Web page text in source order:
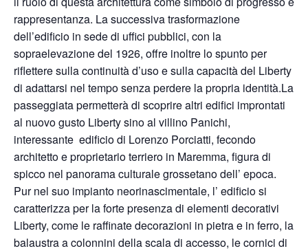
rappresentanza. La successiva trasformazione
dell’edificio in sede di uffici pubblici, con la
sopraelevazione del 1926, offre inoltre lo spunto per
riflettere sulla continuità d’uso e sulla capacità del Liberty
di adattarsi nel tempo senza perdere la propria identità.La
passeggiata permetterà di scoprire altri edifici improntati
al nuovo gusto Liberty sino al villino Panichi,
interessante edificio di Lorenzo Porciatti, fecondo
architetto e proprietario terriero in Maremma, figura di
spicco nel panorama culturale grossetano dell’ epoca.
Pur nel suo impianto neorinascimentale, l’ edificio si
caratterizza per la forte presenza di elementi decorativi
Liberty, come le raffinate decorazioni in pietra e in ferro, la
balaustra a colonnini della scala di accesso, le cornici di